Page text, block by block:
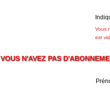
Vous
est
VOUS N'AVEZ PAS